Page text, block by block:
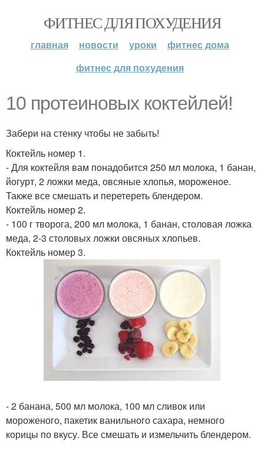
ФИТНЕС ДЛЯ ПОХУДЕНИЯ
главная новости уроки
фитнес дома
фитнес для похудения
10 протеиновых коктейлей!
Забери на стенку чтобы не забыть!
Коктейль номер 1.
- Для коктейля вам понадобится 250 мл молока, 1 банан,
йогурт, 2 ложки меда, овсяные хлопья, мороженое.
Также все смешать и перетереть блендером.
Коктейль номер 2.
- 100 г творога, 200 мл молока, 1 банан, столовая ложка
меда, 2-3 столовых ложки овсяных хлопьев.
Коктейль номер 3.
- 2 банана, 500 мл молока, 100 мл сливок или
мороженого, пакетик ванильного сахара, немного
корицы по вкусу. Все смешать и измельчить блендером.